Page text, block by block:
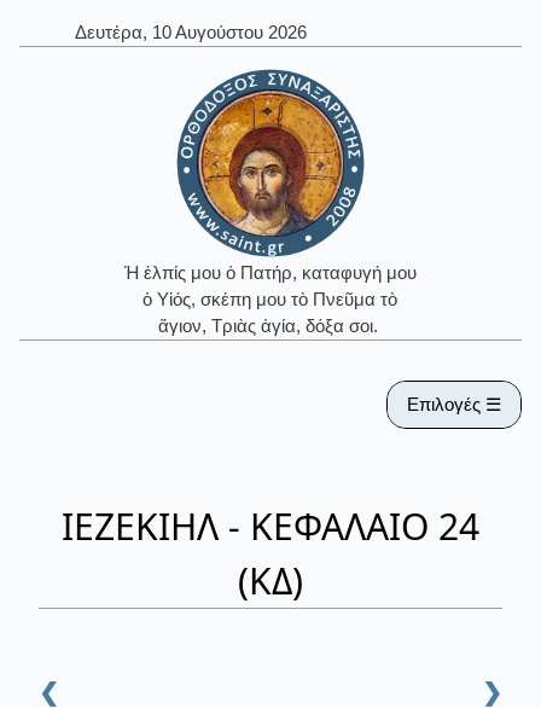
Δευτέρα, 10 Αυγούστου 2026
Ἡ ἐλπίς μου ὁ Πατήρ, καταφυγή μου
ὁ Υἱός, σκέπη μου τὸ Πνεῦμα τὸ
ἅγιον, Τριὰς ἁγία, δόξα σοι.
Επιλογές ☰
ΙΕΖΕΚΙΗΛ - ΚΕΦΑΛΑΙΟ 24
(ΚΔ)
❮ ❯